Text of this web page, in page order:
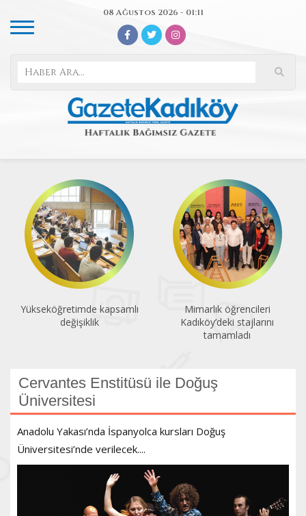
08 Ağustos 2026 - 01:11
Yükseköğretimde kapsamlı
değişiklik
Mimarlık öğrencileri
Kadıköy’deki stajlarını
tamamladı
Cervantes Enstitüsü ile Doğuş
Üniversitesi
Anadolu Yakası’nda İspanyolca kursları Doğuş
Üniversitesi’nde verilecek....